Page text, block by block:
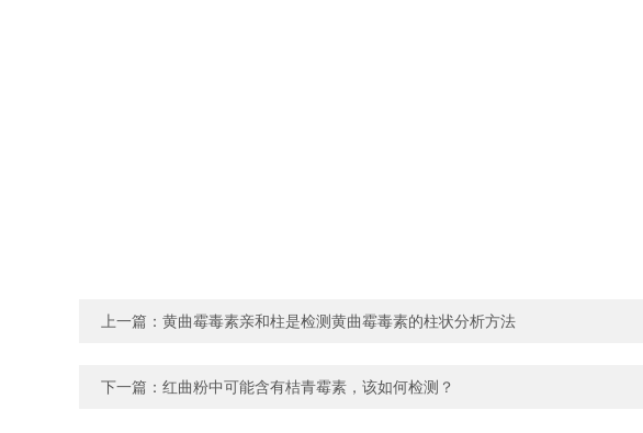
上一篇： 黄曲霉毒素亲和柱是检测黄曲霉毒素的柱状分析方法
下一篇： 红曲粉中可能含有桔青霉素，该如何检测？